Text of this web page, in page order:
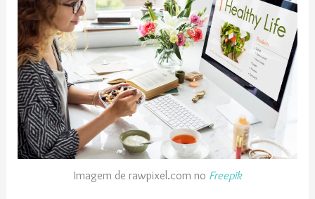
Imagem de rawpixel.com no Freepik